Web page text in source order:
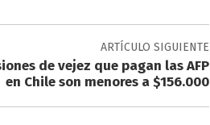
ARTÍCULO SIGUIENTE
de vejez que pagan las AFP
en Chile son menores a $156.000